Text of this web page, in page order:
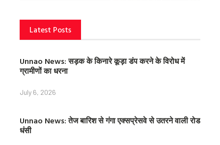
Latest Posts
Unnao News: सड़क के किनारे कूड़ा डंप करने के विरोध में
ग्रामीणों का धरना
July 6, 2026
Unnao News: तेज बारिश से गंगा एक्सप्रेसवे से उतरने वाली रोड
धंसी